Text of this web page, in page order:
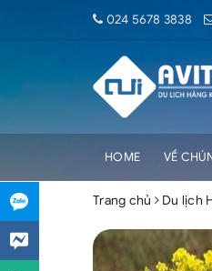
024 5678 3838
HOME VỀ
Trang chủ Du lịch